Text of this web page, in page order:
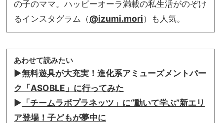
の子のママ。ハッピーオーラ満載の私生活がのぞけ
るインスタグラム（@izumi.mori）も人気。
あわせて読みたい
▶︎無料遊具が大充実！進化系アミューズメントパー
ク「ASOBLE」に行ってみた
▶︎ 「チームラボプラネッツ」に“動いて学ぶ”新エリ
ア登場！子どもが夢中に